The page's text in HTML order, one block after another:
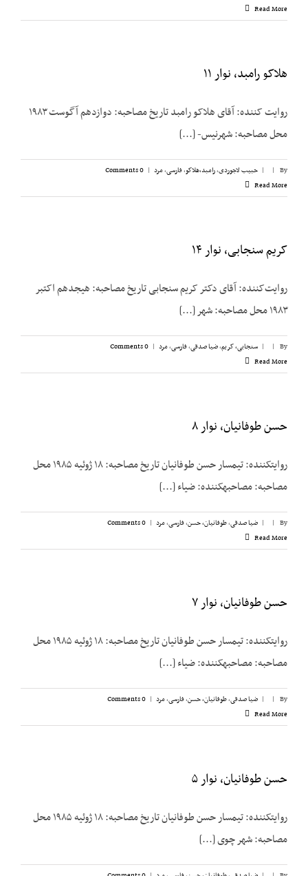
Read More
هلاکو رامبد، نوار ۱۱
روایت کننده: آقای هلاکو رامبد تاریخ مصاحبه: دوازدهم آگوست ۱۹۸۳
محل مصاحبه: شهرنیس- [...]
By
|
| حبیب لاجوردی,رامبد،‌هلاکو,فارسی,مرد |
0 Comments
Read More
کریم سنجابی، نوار ۱۴
روایت‌‌کننده: آقای دکتر کریم سنجابی تاریخ مصاحبه: هیجدهم اکتبر
۱۹۸۳ محل مصاحبه: شهر [...]
By
|
| سنجابی، کریم,ضیا صدقی,فارسی,مرد |
0 Comments
Read More
حسن طوفانیان، نوار ۸
روایت­کننده: تیمسار حسن طوفانیان تاریخ مصاحبه: ۱۸ ژوئیه ۱۹۸۵ محل
مصاحبه: مصاحبه­کننده: ضیاء [...]
By
|
| ضیا صدقی,طوفانیان، حسن,فارسی,مرد |
0 Comments
Read More
حسن طوفانیان، نوار ۷
روایت­کننده: تیمسار حسن طوفانیان تاریخ مصاحبه: ۱۸ ژوئیه ۱۹۸۵ محل
مصاحبه: مصاحبه­کننده: ضیاء [...]
By
|
| ضیا صدقی,طوفانیان، حسن,فارسی,مرد |
0 Comments
Read More
حسن طوفانیان، نوار ۵
روایت­کننده: تیمسار حسن طوفانیان تاریخ مصاحبه: ۱۸ ژوئیه ۱۹۸۵ محل
مصاحبه: شهر چوی [...]